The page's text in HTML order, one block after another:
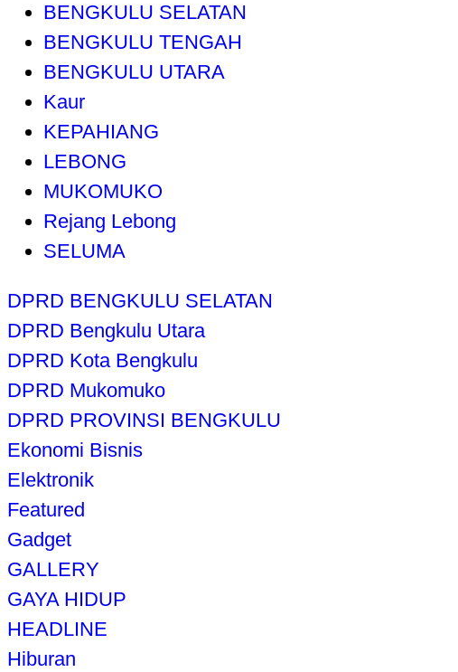
BENGKULU SELATAN
BENGKULU TENGAH
BENGKULU UTARA
Kaur
KEPAHIANG
LEBONG
MUKOMUKO
Rejang Lebong
SELUMA
DPRD BENGKULU SELATAN
DPRD Bengkulu Utara
DPRD Kota Bengkulu
DPRD Mukomuko
DPRD PROVINSI BENGKULU
Ekonomi Bisnis
Elektronik
Featured
Gadget
GALLERY
GAYA HIDUP
HEADLINE
Hiburan